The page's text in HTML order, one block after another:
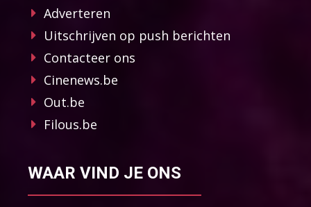
Adverteren
Uitschrijven op push berichten
Contacteer ons
Cinenews.be
Out.be
Filous.be
WAAR VIND JE ONS